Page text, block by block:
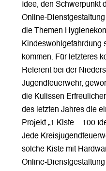
Idee, den Schwerpunkt
Online-
die Themen
Kindeswohlgefährdung
kommen. Für letzteres
Referent bei der
Jugendfeuerwehr,
die Kulissen
des letzten Jahres die
Projekt „1 Kiste – 100
Jede
solche Kiste mit
Online-